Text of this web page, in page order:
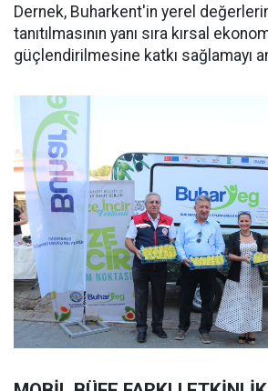
Dernek, Buharkent'in yerel
tanıtılmasının yanı sıra kırsal
güçlendirilmesine katkı sağlamayı